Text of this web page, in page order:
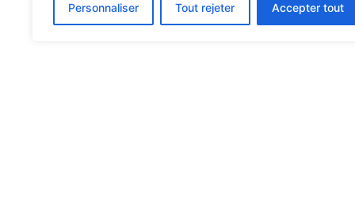
Personnaliser Tout rejeter Accepter tout